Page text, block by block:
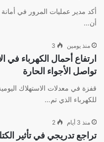
أكد مدير عمليات المرور في أمانة
أن…
منذ يومين 3
تواصل الأجواء الحارة
قفزة في معدلات الاستهلاك
للكهرباء الذي تم…
منذ 3 أيام 2
تراجع تدريجي في تأثير